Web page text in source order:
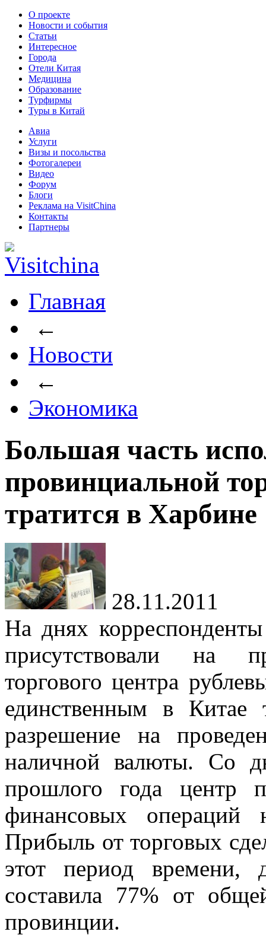
О проекте
Новости и события
Статьи
Интересное
Города
Отели Китая
Медицина
Образование
Турфирмы
Туры в Китай
Авиа
Услуги
Визы и посольства
Фотогалереи
Видео
Форум
Блоги
Реклама на VisitChina
Контакты
Партнеры
Главная
←
Новости
←
Экономика
Большая часть
провинциальной
тратится в Харбине
28.11.2011
На днях
присутствовали на
торгового центра
единственным в
разрешение на
наличной валюты. Со
прошлого года центр
финансовых
Прибыль от торговых
этот период времени,
составила 77% от
провинции.